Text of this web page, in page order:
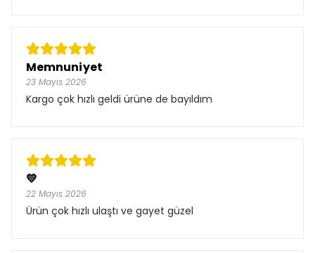
Memnuniyet
23 Mayıs 2026
Kargo çok hızlı geldi ürüne de bayıldım
💛
22 Mayıs 2026
Ürün çok hızlı ulaştı ve gayet güzel